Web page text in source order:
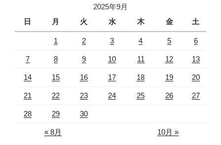
2025年9月
日
月 火 水 木 金 土
1 2 3 4 5 6
7 8 9 10 11 12 13
14 15 16 17 18 19 20
21 22 23 24 25 26 27
28 29 30
« 8月 10月 »